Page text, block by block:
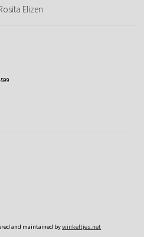
Elizen
and maintained bywinkeltjes.net